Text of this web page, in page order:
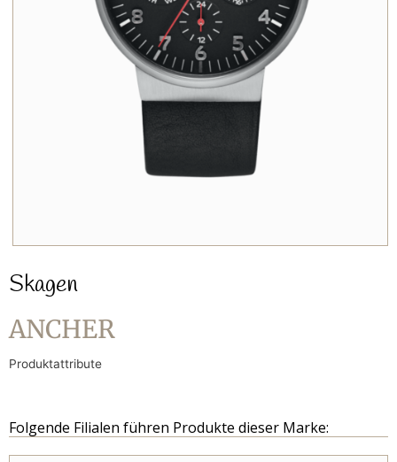
Skagen
ANCHER
Produktattribute
Folgende Filialen führen Produkte dieser Marke: